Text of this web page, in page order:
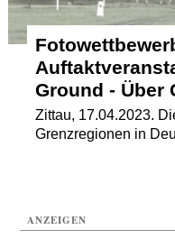
Ground - Über
Zittau, 17.04.2023.
Grenzregionen in
ANZEIGEN